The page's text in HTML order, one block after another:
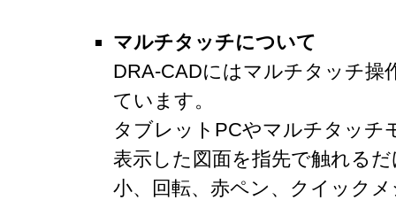
マルチタッチについて
DRA-CADにはマルチタッチ操
ています。
タブレットPCやマルチタッチ
表示した図面を指先で触れる
小、回転、赤ペン、クイック